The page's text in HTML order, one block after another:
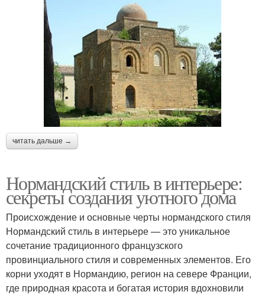
Элементы с романским
стилем
Интерьеры в
романском стиле
Текстиль в
нормандском интерьере
Брус в нормандском
стиле
использованием
нормандском стиле
Спальня в нормандском
стиле
Стиль в небольшом
помещении
читать дальше →
Нормандский стиль в интерьере:
секреты создания уютного дома
Происхождение и основные черты нормандского стиля
Нормандский стиль в интерьере — это уникальное
сочетание традиционного французского
провинциального стиля и современных элементов. Его
корни уходят в Нормандию, регион на севере Франции,
где природная красота и богатая история вдохновили